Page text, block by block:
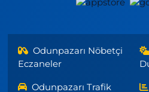
Odunpazarı Nöbetçi
Eczaneler
Odunpazarı Trafik